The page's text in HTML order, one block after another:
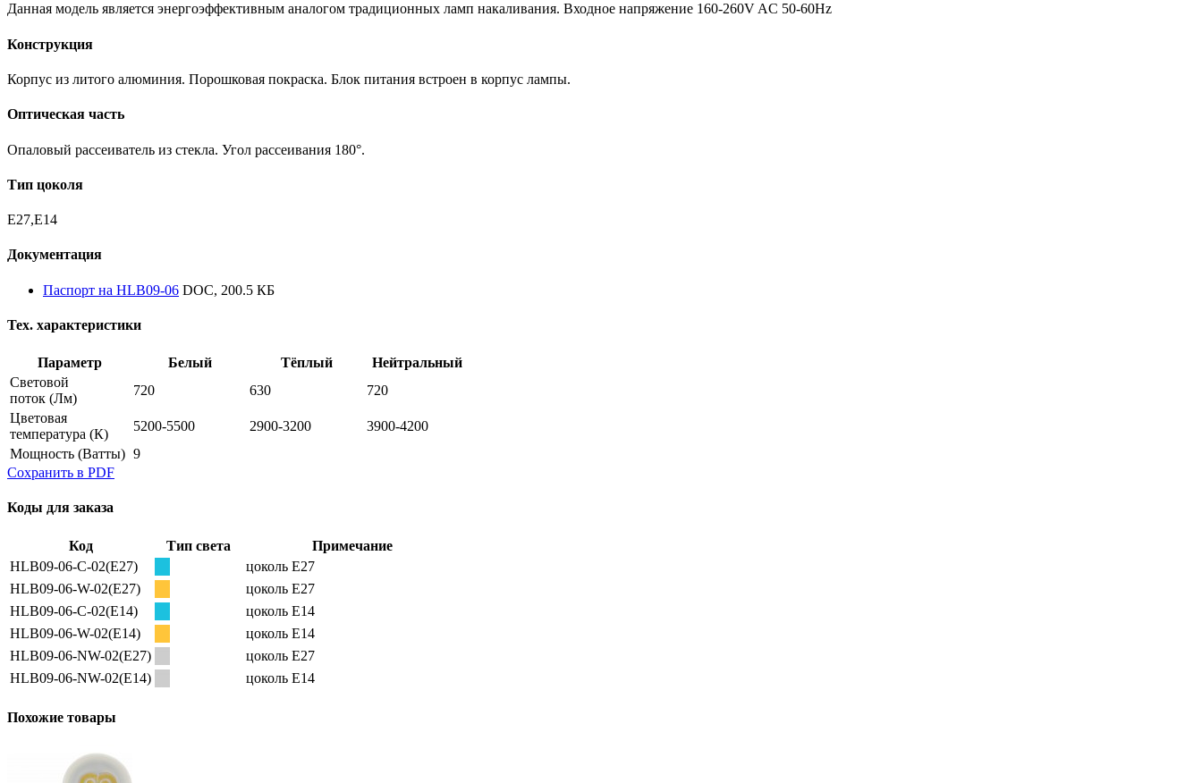
Данная модель является энергоэффективным аналогом традиционных ламп накаливания. Входное напряжение 160-260V AC 50-60Hz
Конструкция
Корпус из литого алюминия. Порошковая покраска. Блок питания встроен в корпус лампы.
Оптическая часть
Опаловый рассеиватель из стекла. Угол рассеивания 180°.
Тип цоколя
E27,E14
Документация
Паспорт на HLB09-06 DOC, 200.5 КБ
Тех. характеристики
Параметр Белый Тёплый
Нейтральный
Световой
поток (Лм)
720 630
720
Цветовая
температура (К)
5200-5500 2900-3200
3900-4200
Мощность (Ватты) 9
Сохранить в PDF
Коды для заказа
Код Тип света
Примечание
HLB09-06-C-02(E27)
цоколь E27
HLB09-06-W-02(E27)
цоколь E27
HLB09-06-C-02(E14)
цоколь E14
HLB09-06-W-02(E14)
цоколь E14
HLB09-06-NW-02(E27)
цоколь E27
HLB09-06-NW-02(E14)
цоколь E14
Похожие товары